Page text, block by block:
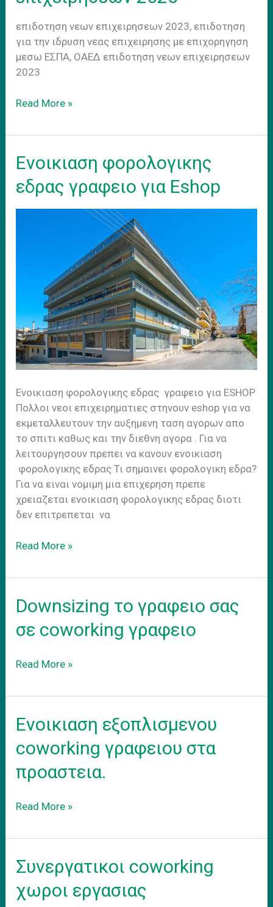
επιδοτηση νεων επιχειρησεων 2023, επιδοτηση
για την ιδρυση νεας επιχειρησης με επιχορηγηση
μεσω ΕΣΠΑ, ΟΑΕΔ επιδοτηση νεων επιχειρησεων
2023
Επιδοτητση
επιχειρησεων
Read More »
Eνοικιαση φορολογικης
εδρας γραφειο για Eshop
Ενοικιαση φορολογικης εδρας γραφειο για ESHOP
Πολλοι νεοι επιχειρηματιες στηνουν eshop για να
εκμεταλλευτουν την αυξημενη ταση αγορων απο
το σπιτι καθως και την διεθνη αγορα . Για να
λειτουργησουν πρεπει να κανουν ενοικιαση
φορολογικης εδρας Τι σημαινει φορολογικη εδρα?
Για να ειναι νομιμη μια επιχερηση πρεπε
χρειαζεται ενοικιαση φορολογικης εδρας διοτι
δεν επιτρεπεται να
Eνοικιαση
εδρας
για
Read More »
Downsizing το γραφειο σας
σε coworking γραφειο
Downsizing
γραφειο
σε
γραφειο
Read More »
Ενοικιαση εξοπλισμενου
coworking γραφειου στα
προαστεια.
Ενοικιαση
coworking
στα
Read More »
Συνεργατικοι coworking
χωροι εργασιας